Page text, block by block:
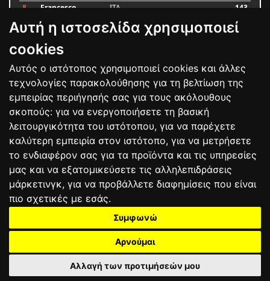
Αυτή η ιστοσελίδα χρησιμοποιεί
cookies
Αυτός ο ιστότοπος χρησιμοποιεί cookies και άλλες
τεχνολογίες παρακολούθησης για τη βελτίωση της
εμπειρίας περιήγησής σας για τους ακόλουθους
σκοπούς: για να ενεργοποιήσετε τη βασική
λειτουργικότητα του ιστότοπου, για να παρέχετε
καλύτερη εμπειρία στον ιστότοπο, για να μετρήσετε
το ενδιαφέρον σας για τα προϊόντα και τις υπηρεσίες
μας και να εξατομικεύσετε τις αλληλεπιδράσεις
μάρκετινγκ, για να προβάλλετε διαφημίσεις που είναι
πιο σχετικές με εσάς.
Συμφωνώ
Αρνούμαι
Αλλαγή των προτιμήσεών μου
8
Francesco ITA 143
9 Alex MARQUEZ SPA
106
Luca MARINI
Bαθμολογία
ΟΡΟΙ ΧΡΗΣΗΣΠΟΛΙΤΙΚΗ ΠΡΟΣΤΑΣΙΑΣ
ΑΓΩΝΕΣΑΠΟΤΕΛΕΣΜΑΤΑΑΓΟΡΑ